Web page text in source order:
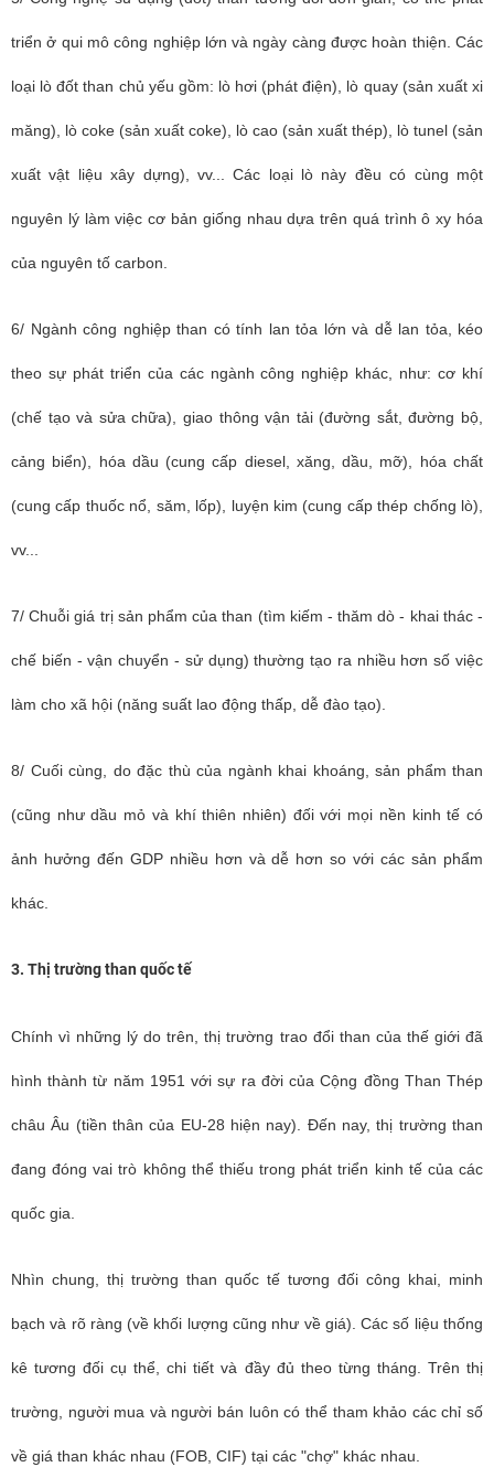
triển ở qui mô công nghiệp lớn và ngày càng được hoàn thiện. Các
loại lò đốt than chủ yếu gồm: lò hơi (phát điện), lò quay (sản xuất xi
măng), lò coke (sản xuất coke), lò cao (sản xuất thép), lò tunel (sản
xuất vật liệu xây dựng), vv... Các loại lò này đều có cùng một
nguyên lý làm việc cơ bản giống nhau dựa trên quá trình ô xy hóa
của nguyên tố carbon.
6/ Ngành công nghiệp than có tính lan tỏa lớn và dễ lan tỏa, kéo
theo sự phát triển của các ngành công nghiệp khác, như: cơ khí
(chế tạo và sửa chữa), giao thông vận tải (đường sắt, đường bộ,
cảng biển), hóa dầu (cung cấp diesel, xăng, dầu, mỡ), hóa chất
(cung cấp thuốc nổ, săm, lốp), luyện kim (cung cấp thép chống lò),
vv...
7/ Chuỗi giá trị sản phẩm của than (tìm kiếm - thăm dò - khai thác -
chế biến - vận chuyển - sử dụng) thường tạo ra nhiều hơn số việc
làm cho xã hội (năng suất lao động thấp, dễ đào tạo).
8/ Cuối cùng, do đặc thù của ngành khai khoáng, sản phẩm than
(cũng như dầu mỏ và khí thiên nhiên) đối với mọi nền kinh tế có
ảnh hưởng đến GDP nhiều hơn và dễ hơn so với các sản phẩm
khác.
3. Thị trường than quốc tế
Chính vì những lý do trên, thị trường trao đổi than của thế giới đã
hình thành từ năm 1951 với sự ra đời của Cộng đồng Than Thép
châu Âu (tiền thân của EU-28 hiện nay). Đến nay, thị trường than
đang đóng vai trò không thể thiếu trong phát triển kinh tế của các
quốc gia.
Nhìn chung, thị trường than quốc tế tương đối công khai, minh
bạch và rõ ràng (về khối lượng cũng như về giá). Các số liệu thống
kê tương đối cụ thể, chi tiết và đầy đủ theo từng tháng. Trên thị
trường, người mua và người bán luôn có thể tham khảo các chỉ số
về giá than khác nhau (FOB, CIF) tại các "chợ" khác nhau.